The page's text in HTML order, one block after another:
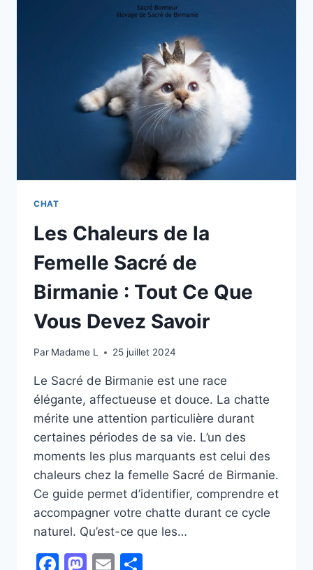
OU
ADULTE
CHAT
Les Chaleurs de la
Femelle Sacré de
Birmanie : Tout Ce Que
Vous Devez Savoir
Par Madame L 25 juillet 2024
Le Sacré de Birmanie est une race
élégante, affectueuse et douce. La chatte
mérite une attention particulière durant
certaines périodes de sa vie. L’un des
moments les plus marquants est celui des
chaleurs chez la femelle Sacré de Birmanie.
Ce guide permet d’identifier, comprendre et
accompagner votre chatte durant ce cycle
naturel. Qu’est-ce que les…
Facebook
Mastodon
Email